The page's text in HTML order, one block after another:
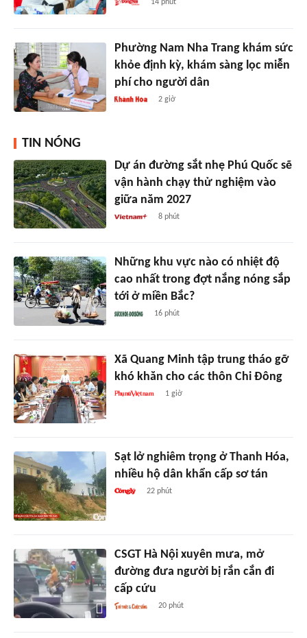
14 phút
Phường Nam Nha Trang khám sức
khỏe định kỳ, khám sàng lọc miễn
phí cho người dân
2 giờ
TIN NÓNG
Dự án đường sắt nhẹ Phú Quốc sẽ
vận hành chạy thử nghiệm vào
giữa năm 2027
8 phút
Những khu vực nào có nhiệt độ
cao nhất trong đợt nắng nóng sắp
tới ở miền Bắc?
16 phút
Xã Quang Minh tập trung tháo gỡ
khó khăn cho các thôn Chi Đông
1 giờ
Sạt lở nghiêm trọng ở Thanh Hóa,
nhiều hộ dân khẩn cấp sơ tán
22 phút
CSGT Hà Nội xuyên mưa, mở
đường đưa người bị rắn cắn đi
cấp cứu
20 phút